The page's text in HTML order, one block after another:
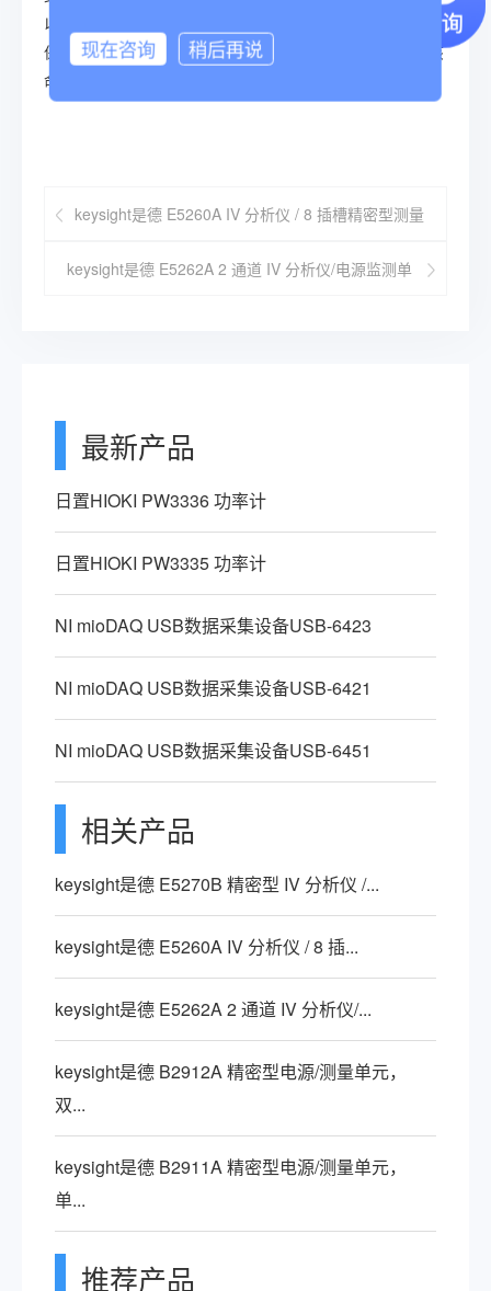
以为电流－电压测量提供高吞吐量和出色的可扩展性，同时
保持低成本。您可以用 FLEX 命令集对它进行远程控制，该
命令集支持强大的测量功能。
keysight是德 E5260A IV 分析仪 / 8 插槽精密型测量
keysight是德 E5262A 2 通道 IV 分析仪/电源监测单
最新产品
日置HIOKI PW3336 功率计
日置HIOKI PW3335 功率计
NI mioDAQ USB数据采集设备USB-6423
NI mioDAQ USB数据采集设备USB-6421
NI mioDAQ USB数据采集设备USB-6451
相关产品
keysight是德 E5270B 精密型 IV 分析仪 /...
keysight是德 E5260A IV 分析仪 / 8 插...
keysight是德 E5262A 2 通道 IV 分析仪/...
keysight是德 B2912A 精密型电源/测量单元，
双...
keysight是德 B2911A 精密型电源/测量单元，
单...
推荐产品
现在咨询 稍后再说